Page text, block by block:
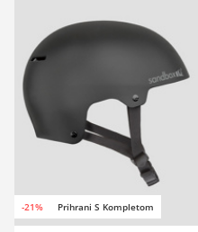
-21% Prihrani S Kompletom